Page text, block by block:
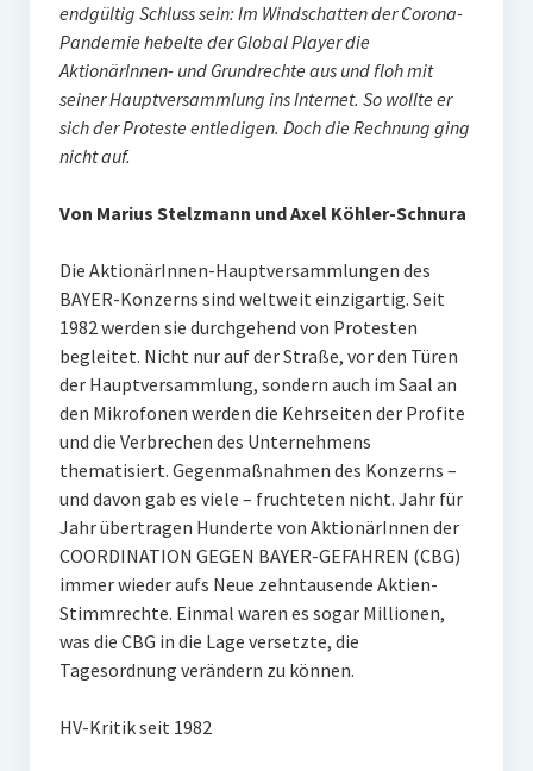
endgültig Schluss sein: Im Windschatten der Corona-
Pandemie hebelte der Global Player die
AktionärInnen- und Grundrechte aus und floh mit
seiner Hauptversammlung ins Internet. So wollte er
sich der Proteste entledigen. Doch die Rechnung ging
nicht auf.
Von Marius Stelzmann und Axel Köhler-Schnura
Die AktionärInnen-Hauptversammlungen des
BAYER-Konzerns sind weltweit einzigartig. Seit
1982 werden sie durchgehend von Protesten
begleitet. Nicht nur auf der Straße, vor den Türen
der Hauptversammlung, sondern auch im Saal an
den Mikrofonen werden die Kehrseiten der Profite
und die Verbrechen des Unternehmens
thematisiert. Gegenmaßnahmen des Konzerns –
und davon gab es viele – fruchteten nicht. Jahr für
Jahr übertragen Hunderte von AktionärInnen der
COORDINATION GEGEN BAYER-GEFAHREN (CBG)
immer wieder aufs Neue zehntausende Aktien-
Stimmrechte. Einmal waren es sogar Millionen,
was die CBG in die Lage versetzte, die
Tagesordnung verändern zu können.
HV-Kritik seit 1982